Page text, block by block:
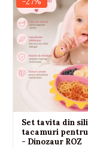
Set tavita din
tacamuri
- Dinozaur ROZ